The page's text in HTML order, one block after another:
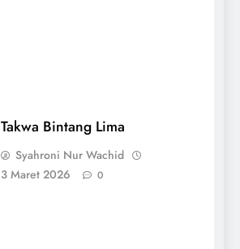
Takwa Bintang Lima
Syahroni Nur Wachid
3 Maret 2026
0